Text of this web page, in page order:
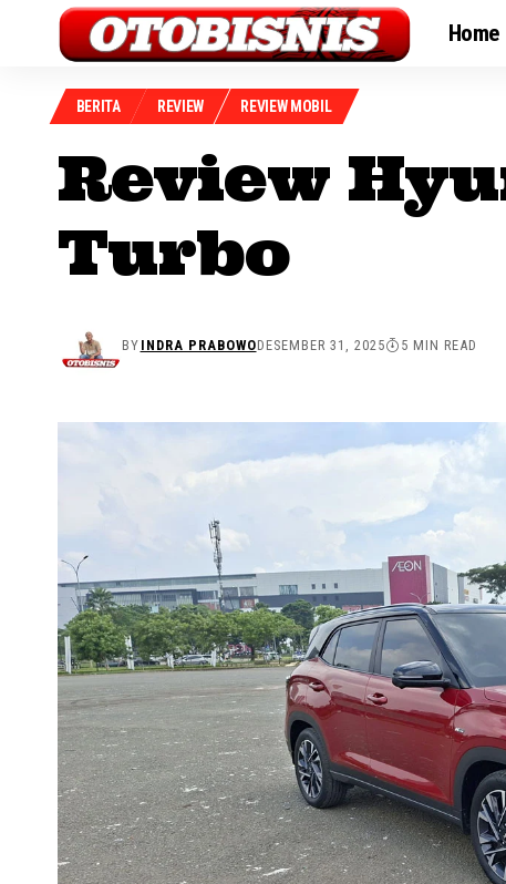
Home
BERITA REVIEW REVIEW MOBIL
Review
Turbo
BY INDRA PRABOWODESEMBER 31, 2025 5 MIN READ